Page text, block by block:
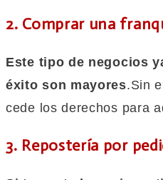
2. Comprar una
Este tipo de negocios
éxito son mayores.Sin
cede los derechos para
3. Repostería por